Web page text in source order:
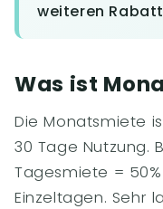
weiteren
Was ist
Die Monatsmiete
30 Tage Nutzung.
Tagesmiete =
Einzeltagen. Sehr